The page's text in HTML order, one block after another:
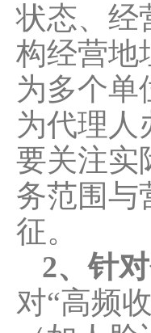
状态、经
构经营地
为多个单
为代理人
要关注实
务范围与
征。
2、针
对“高频